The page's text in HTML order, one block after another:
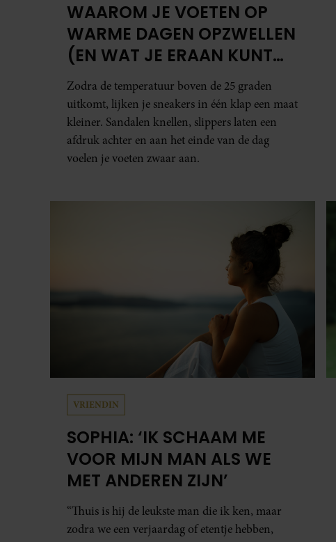
WAAROM JE VOETEN OP
WARME DAGEN OPZWELLEN
(EN WAT JE ERAAN KUNT
DOEN)
Zodra de temperatuur boven de 25 graden
uitkomt, lijken je sneakers in één klap een maat
kleiner. Sandalen knellen, slippers laten een
afdruk achter en aan het einde van de dag
voelen je voeten zwaar aan.
VRIENDIN
SOPHIA: ‘IK SCHAAM ME
VOOR MIJN MAN ALS WE
MET ANDEREN ZIJN’
“Thuis is hij de leukste man die ik ken, maar
zodra we een verjaardag of etentje hebben,